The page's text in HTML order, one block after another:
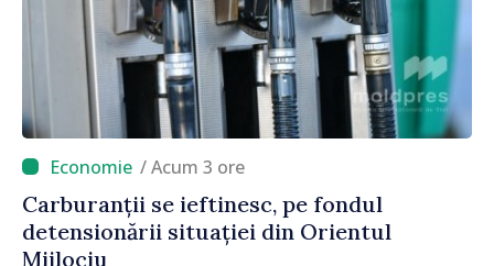
/ Acum 3 ore
Carburanții se ieftinesc, pe fondul
detensionării situației din Orientul
Mijlociu